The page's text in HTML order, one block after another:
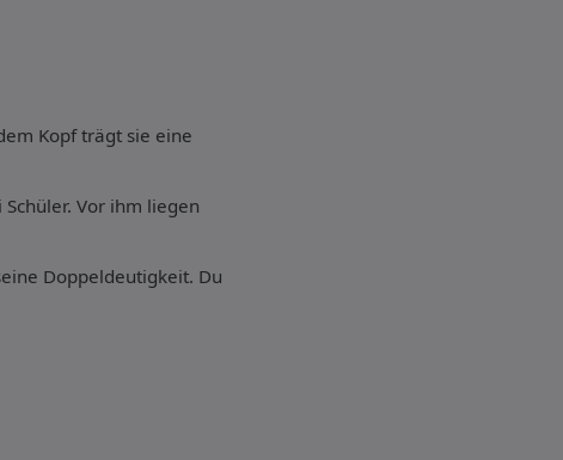
Kopf trägt sie eine
Vor ihm liegen
Doppeldeutigkeit. Du